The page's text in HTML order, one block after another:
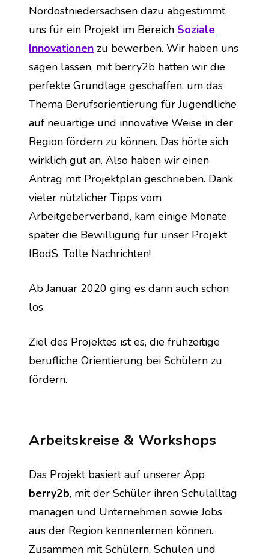
Nordostniedersachsen dazu abgestimmt,
uns für ein Projekt im Bereich Soziale
Innovationen zu bewerben. Wir haben uns
sagen lassen, mit berry2b hätten wir die
perfekte Grundlage geschaffen, um das
Thema Berufsorientierung für Jugendliche
auf neuartige und innovative Weise in der
Region fördern zu können. Das hörte sich
wirklich gut an. Also haben wir einen
Antrag mit Projektplan geschrieben. Dank
vieler nützlicher Tipps vom
Arbeitgeberverband, kam einige Monate
später die Bewilligung für unser Projekt
IBodS. Tolle Nachrichten!
Ab Januar 2020 ging es dann auch schon
los.
Ziel des Projektes ist es, die frühzeitige
berufliche Orientierung bei Schülern zu
fördern.
Arbeitskreise & Workshops
berry2b, mit der Schüler ihren Schulalltag
managen und Unternehmen sowie Jobs
aus der Region kennenlernen können.
Zusammen mit Schülern, Schulen und